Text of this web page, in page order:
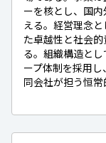
ーを核とし、国
える。経営理念
た卓越性と社会
る。組織構造と
ープ体制を採用
同会社が担う恒